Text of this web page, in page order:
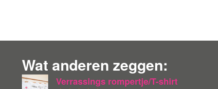
Wat anderen zeggen:
Verrassings rompertje/T-shirt